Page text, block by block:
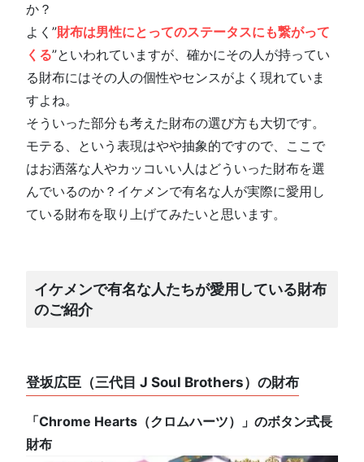
か？
よく”財布は男性にとってのステータスにも繋がって
くる”といわれていますが、確かにその人が持ってい
る財布にはその人の個性やセンスがよく現れていま
すよね。
そういった部分も考えた財布の選び方も大切です。
モテる、という表現はやや抽象的ですので、ここで
はお洒落な人やカッコいい人はどういった財布を選
んでいるのか？イケメンで有名な人が実際に愛用し
ている財布を取り上げてみたいと思います。
イケメンで有名な人たちが愛用している財布
のご紹介
登坂広臣（三代目 J Soul Brothers）の財布
「Chrome Hearts（クロムハーツ）」のボタン式長
財布